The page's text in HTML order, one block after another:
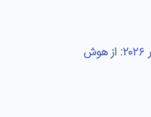
ترندهای طراحی سایت در ۲۰۲۶: از هوش